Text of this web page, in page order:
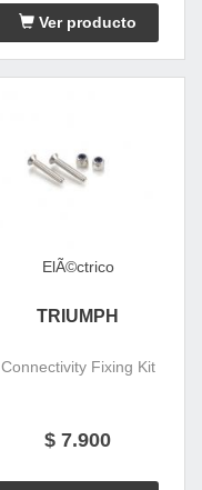
Ver producto
ElÃ©ctrico
TRIUMPH
Connectivity Fixing Kit
$ 7.900